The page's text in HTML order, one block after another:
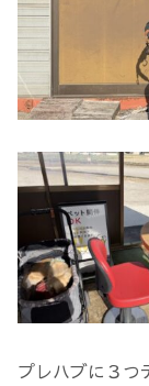
プレハブに３つ